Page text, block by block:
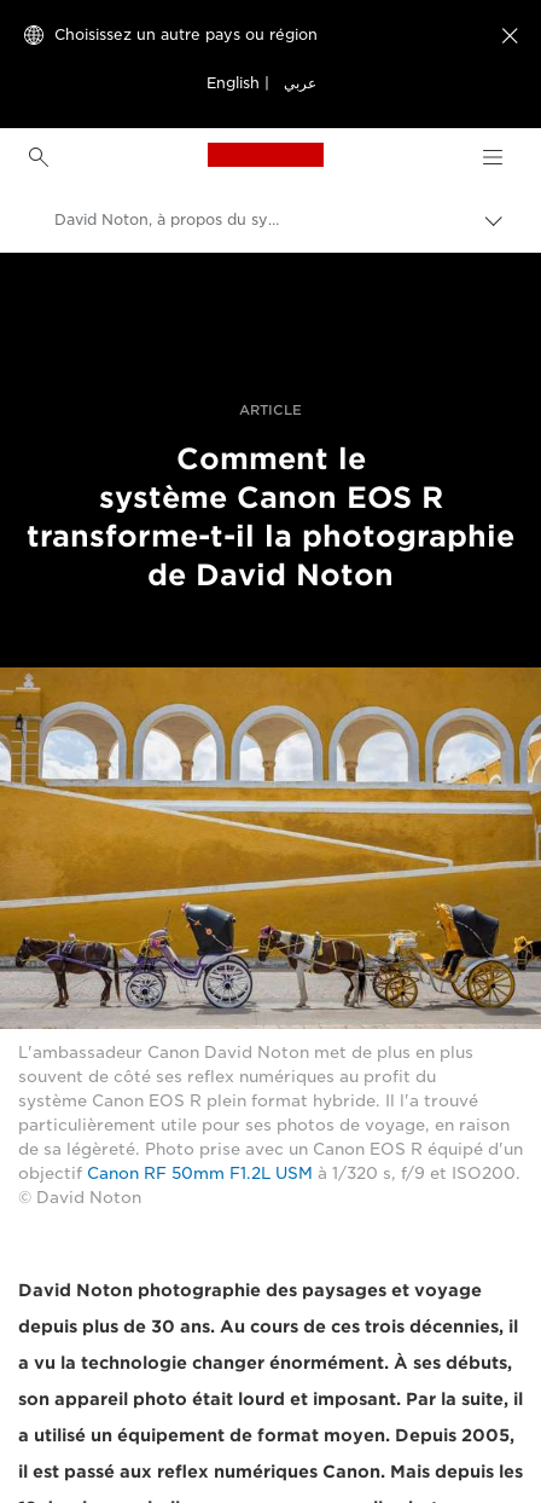
Choisissez un autre pays ou région
English عربي

Canon Logo, back to
entre
David Noton, à propos du système EOS R.
ARTICLE
Comment le
système Canon EOS R
transforme-t-il la photographie
de David Noton
L'ambassadeur Canon David Noton met de plus en plus
souvent de côté ses reflex numériques au profit du
système Canon EOS R plein format hybride. Il l'a trouvé
particulièrement utile pour ses photos de voyage, en raison
de sa légèreté. Photo prise avec un Canon EOS R équipé d'un
objectif Canon RF 50mm F1.2L USM à 1/320 s, f/9 et ISO200.
© David Noton
David Noton photographie des paysages et voyage
depuis plus de 30 ans. Au cours de ces trois décennies, il
a vu la technologie changer énormément. À ses débuts,
son appareil photo était lourd et imposant. Par la suite, il
a utilisé un équipement de format moyen. Depuis 2005,
il est passé aux reflex numériques Canon. Mais depuis les